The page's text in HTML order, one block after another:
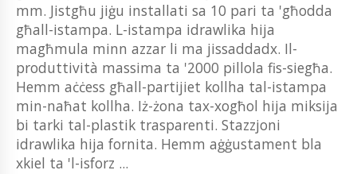
mm. Jistgħu jiġu installati sa 10 pari ta 'għodda
għall-istampa. L-istampa idrawlika hija
magħmula minn azzar li ma jissaddadx. Il-
produttività massima ta '2000 pillola fis-siegħa.
Hemm aċċess għall-partijiet kollha tal-istampa
min-naħat kollha. Iż-żona tax-xogħol hija miksija
bi tarki tal-plastik trasparenti. Stazzjoni
idrawlika hija fornita. Hemm aġġustament bla
xkiel ta 'l-isforz ...